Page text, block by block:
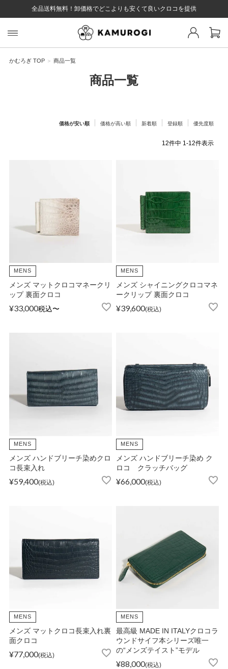
全品送料無料！卸価格でどこよりも安くて良いクロコを提供
ト 様
マイページ お気に入り
ッグ
布・革小物
ディース
ランド
OUTLET
ピックス
員登録
戻る
かむろぎ TOP 商品一覧
商品一覧
価格が安い順 価格が高い順 新着順 登録順 優先度順
12件中 1-12件表示
MENS
メンズ マットクロコマネークリ
ップ 裏面クロコ
¥33,000税込〜
MENS
メンズ シャイニングクロコマネ
ークリップ 裏面クロコ
¥39,600 税込
MENS
メンズ ハンドブリーチ染めクロ
コ長束入れ
¥59,400 税込
MENS
メンズ ハンドブリーチ染め ク
ロコ クラッチバッグ
¥66,000 税込
MENS
メンズ マットクロコ長束入れ裏
面クロコ
¥77,000 税込
MENS
最高級 MADE IN ITALYクロコラ
ウンドサイフ本シリーズ唯一
の“メンズテイスト”モデル
¥88,000 税込